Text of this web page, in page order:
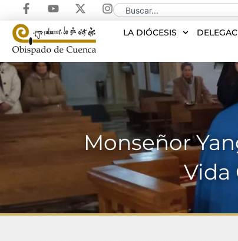
LA DIÓCESIS
Monseñor
Vida